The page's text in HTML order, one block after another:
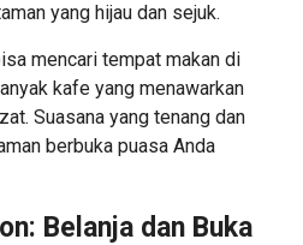
yang hijau dan sejuk.
mencari tempat makan di
kafe yang menawarkan
Suasana yang tenang dan
berbuka puasa Anda
Belanja dan Buka